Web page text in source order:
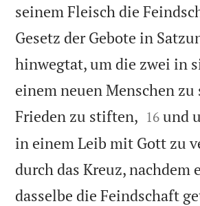
seinem Fleisch die
Gesetz der Gebote in
hinwegtat, um die zwei in
einem neuen Menschen
Frieden zu stiften, 

16 und
in einem Leib mit Gott zu
durch das Kreuz, nachdem
dasselbe die Feindschaft